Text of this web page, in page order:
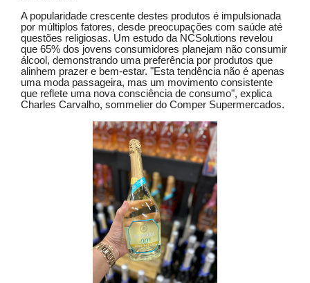
A popularidade crescente destes produtos é impulsionada
por múltiplos fatores, desde preocupações com saúde até
questões religiosas. Um estudo da NCSolutions revelou
que 65% dos jovens consumidores planejam não consumir
álcool, demonstrando uma preferência por produtos que
alinhem prazer e bem-estar. "Esta tendência não é apenas
uma moda passageira, mas um movimento consistente
que reflete uma nova consciência de consumo", explica
Charles Carvalho, sommelier do Comper Supermercados.